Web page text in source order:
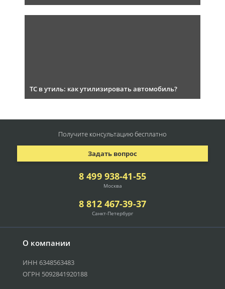
ТС в утиль: как утилизировать автомобиль?
О компании
ИНН 6348563483
ОГРН 5092841920188
8 499 938-41-55
Москва
8 812 467-39-37
Санкт-Петербург
Задать вопрос
Получите консультациюбесплатно